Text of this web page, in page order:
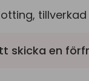
skicka en